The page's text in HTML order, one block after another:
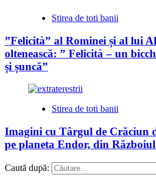
Stirea de toti banii
”Felicità” al Rominei și al lui
oltenească: ” Felicità – un
și șuncă”
Stirea de toti banii
Imagini cu Târgul de Crăciun
pe planeta Endor, din
Caută după: